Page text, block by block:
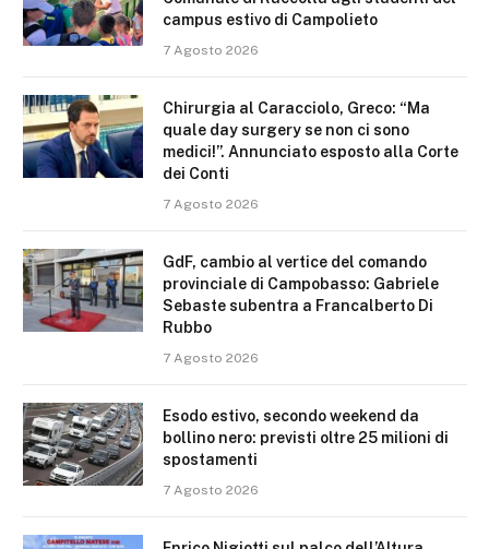
campus estivo di Campolieto
7 Agosto 2026
Chirurgia al Caracciolo, Greco: “Ma
quale day surgery se non ci sono
medici!”. Annunciato esposto alla Corte
dei Conti
7 Agosto 2026
GdF, cambio al vertice del comando
provinciale di Campobasso: Gabriele
Sebaste subentra a Francalberto Di
Rubbo
7 Agosto 2026
Esodo estivo, secondo weekend da
bollino nero: previsti oltre 25 milioni di
spostamenti
7 Agosto 2026